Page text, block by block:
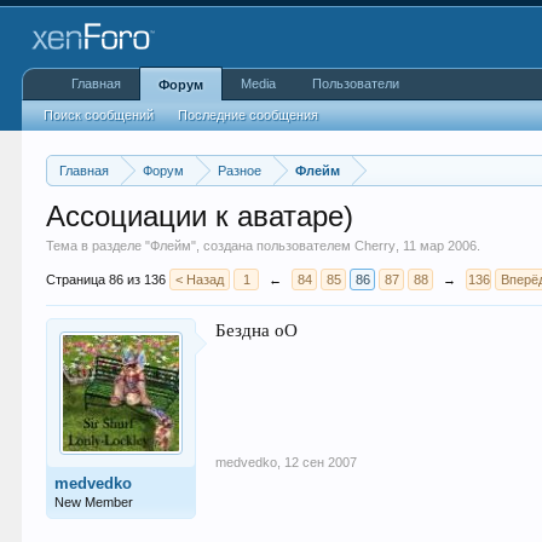
Главная Форум Разное Флейм
Ассоциации к аватаре)
Тема в разделе "Флейм", создана пользователемCherry 11 мар 2006
Страница 86 из 136 < Назад 1 ← 84 85 86 87 88 → 136
medvedko
New Member
Бездна оО
medvedko 12 сен 2007
Главная Форум
Поиск сообщений Последние сообщения
Media Пользователи